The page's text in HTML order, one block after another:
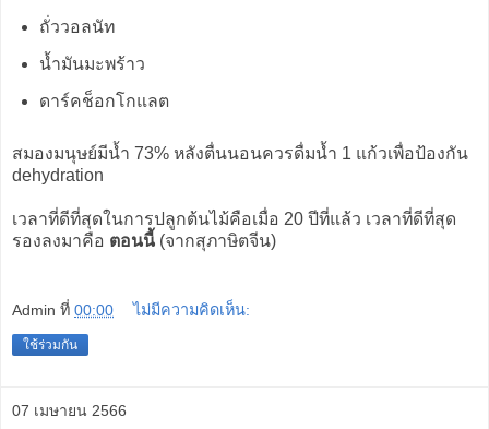
ถั่ววอลนัท
น้ำมันมะพร้าว
ดาร์คช็อกโกแลต
สมองมนุษย์มีน้ำ 73% หลังตื่นนอนควรดื่มน้ำ 1 แก้วเพื่อป้องกัน
dehydration
เวลาที่ดีที่สุดในการปลูกต้นไม้คือเมื่อ 20 ปีที่แล้ว เวลาที่ดีที่สุด
รองลงมาคือ ตอนนี้ (จากสุภาษิตจีน)
Admin ที่ 00:00 ไม่มีความคิดเห็น:
ใช้ร่วมกัน
07 เมษายน 2566